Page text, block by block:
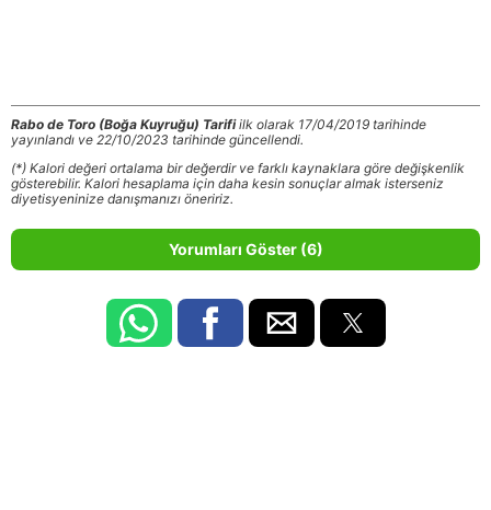
Rabo de Toro (Boğa Kuyruğu) Tarifiilk olarak 17/04/2019 tarihinde
yayınlandı ve 22/10/2023 tarihinde güncellendi.
(*) Kalori değeri ortalama bir değerdir ve farklı kaynaklara göre değişkenlik
gösterebilir. Kalori hesaplama için daha kesin sonuçlar almak isterseniz
diyetisyeninize danışmanızı öneririz.
Yorumları Göster (6)